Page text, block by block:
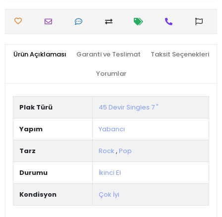
Ürün Açıklaması Garanti ve Teslimat Taksit Seçenekleri
Yorumlar
Plak Türü 45 Devir Singles 7 "
Yapım Yabancı
Tarz Rock , Pop
Durumu İkinci El
Kondisyon Çok İyi